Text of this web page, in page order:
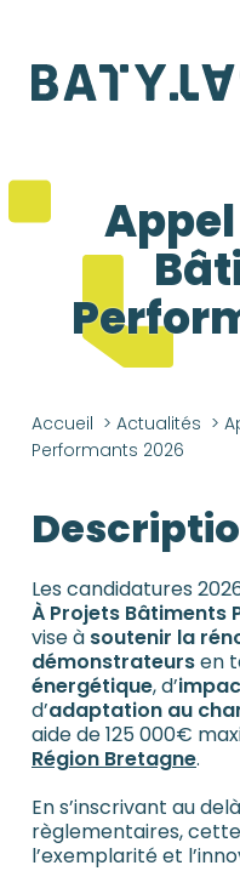
Batylab
Accueil > Actualités >
Performants 2026
Les candidatures
À Projets Bâtiments
vise à soutenir la
démonstrateursen
énergétique, d’
d’adaptation au
aide de 125 000€
Région Bretagne.
En s’inscrivant au
règlementaires,
l’exemplarité et